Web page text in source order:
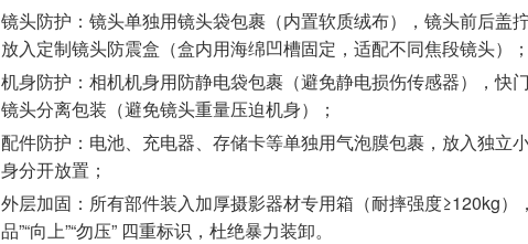
镜头防护：镜头单独用镜头袋包裹（内置软质绒布），镜头前后盖
放入定制镜头防震盒（盒内用海绵凹槽固定，适配不同焦段镜头）；
机身防护：相机机身用防静电袋包裹（避免静电损伤传感器），快
镜头分离包装（避免镜头重量压迫机身）；
配件防护：电池、充电器、存储卡等单独用气泡膜包裹，放入独立
身分开放置；
外层加固：所有部件装入加厚摄影器材专用箱（耐摔强度≥120kg）
品”“向上”“勿压” 四重标识，杜绝暴力装卸。